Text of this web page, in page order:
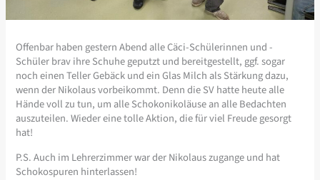
Offenbar haben gestern Abend alle Cäci-Schülerinnen und -
Schüler brav ihre Schuhe geputzt und bereitgestellt, ggf. sogar
noch einen Teller Gebäck und ein Glas Milch als Stärkung dazu,
wenn der Nikolaus vorbeikommt. Denn die SV hatte heute alle
Hände voll zu tun, um alle Schokonikoläuse an alle Bedachten
auszuteilen. Wieder eine tolle Aktion, die für viel Freude gesorgt
hat!
P.S. Auch im Lehrerzimmer war der Nikolaus zugange und hat
Schokospuren hinterlassen!